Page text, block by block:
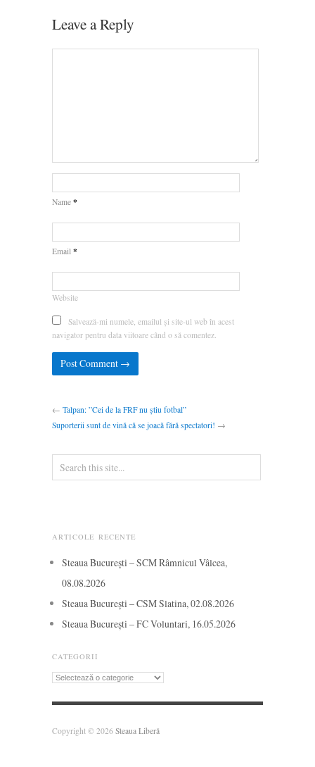
Leave a Reply
Name *
Email *
Website
Salvează-mi numele, emailul și site-ul web în acest
navigator pentru data viitoare când o să comentez.
← Talpan: ”Cei de la FRF nu știu fotbal”
Suporterii sunt de vină că se joacă fără spectatori! →
ARTICOLE RECENTE
Steaua București – SCM Râmnicul Vâlcea,
08.08.2026
Steaua București – CSM Slatina, 02.08.2026
Steaua București – FC Voluntari, 16.05.2026
CATEGORII
Categorii
Copyright © 2026 Steaua Liberă